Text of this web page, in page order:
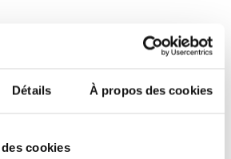
Détails À propos des cookies
cookies
du